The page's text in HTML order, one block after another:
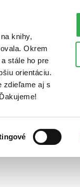
knihy,
Okrem
stále ho pre
orientáciu.
zdieľame aj s